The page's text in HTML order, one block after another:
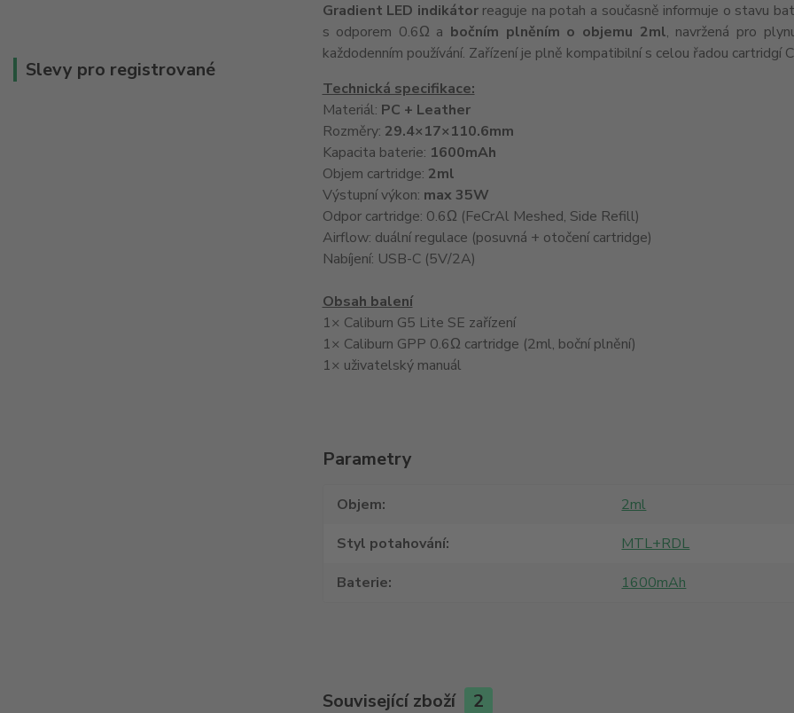
Slevy pro registrované
Gradient LED indikátor reaguje na potah a současně informuje o stavu
s odporem 0.6Ω a bočním plněním o objemu 2ml, navržená pro
každodenním používání. Zařízení je plně kompatibilní s celou řadou cartridgí
Technická specifikace:
Materiál: PC + Leather
Rozměry: 29.4×17×110.6mm
Kapacita baterie: 1600mAh
Objem cartridge: 2ml
Výstupní výkon: max 35W
Odpor cartridge: 0.6Ω (FeCrAl Meshed, Side Refill)
Airflow: duální regulace (posuvná + otočení cartridge)
Nabíjení: USB-C (5V/2A)
Obsah balení
1× Caliburn G5 Lite SE zařízení
1× Caliburn GPP 0.6Ω cartridge (2ml, boční plnění)
1× uživatelský manuál
Parametry
Objem
2ml
Styl potahování
MTL+RDL
Baterie
1600mAh
Související zboží 2